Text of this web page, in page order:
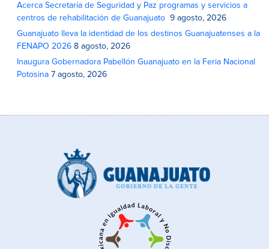
Acerca Secretaría de Seguridad y Paz programas y servicios a
centros de rehabilitación de Guanajuato
9 agosto, 2026
Guanajuato lleva la identidad de los destinos Guanajuatenses a la
FENAPO 2026 8 agosto, 2026
Inaugura Gobernadora Pabellón Guanajuato en la Feria Nacional
Potosina 7 agosto, 2026